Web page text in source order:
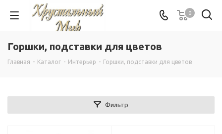
0
Горшки, подставки для цветов
Главная - Каталог - Интерьер - Горшки, подставки для цветов
Фильтр